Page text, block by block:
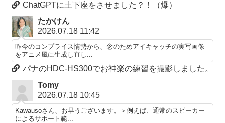
ChatGPTに土下座をさせました？！（爆）
たかけん
2026.07.18 11:42
昨今のコンプライス情勢から、念のためアイキャッチの実写画像
をアニメ風に生成し直し...
パナのHDC-HS300でお神楽の練習を撮影しました。
Tomy
2026.07.18 10:45
Kawausoさん、お早うございます。＞例えば、通常のスピーカー
によるサポート範...